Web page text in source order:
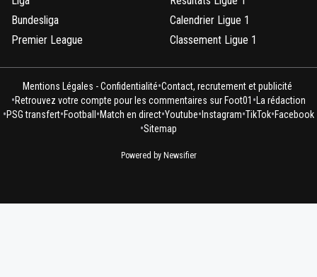
Bundesliga
Premier League
Calendrier Ligue 1
Classement Ligue 1
Mentions Légales - Confidentialité•Contact, recrutement et publicité
•Retrouvez votre compte pour les commentaires sur Foot01 •La rédaction
•PSG transfert•Football •Match en direct•Youtube• Instagram•TikTok•Facebook
•Sitemap
Powered by Newsifier